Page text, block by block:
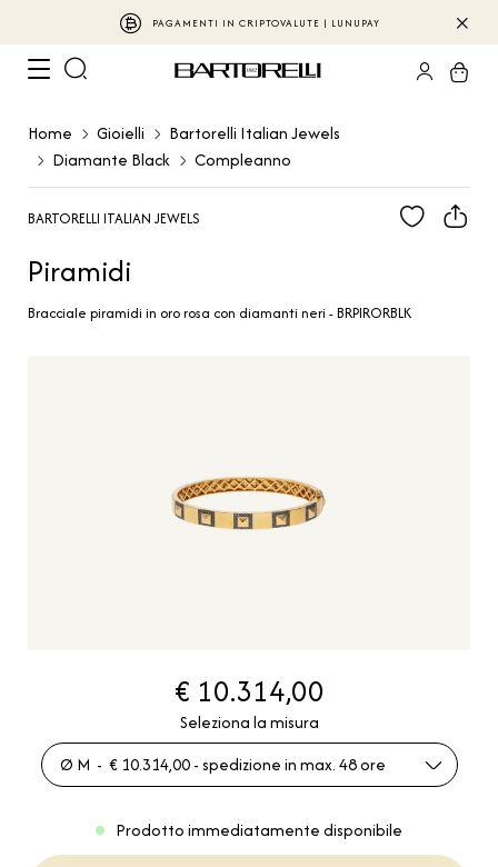
PAGAMENTI IN CRIPTOVALUTE | LUNUPAY
Home Gioielli
Bartorelli Italian Jewels
Diamante Black
Compleanno
BARTORELLI ITALIAN JEWELS
Piramidi
Bracciale piramidi in oro rosa con diamanti neri - BRPIRORBLK
€ 10.314,00
Seleziona la misura
Ø M - € 10.314,00 - spedizione in max. 48 ore
Prodotto immediatamente disponibile